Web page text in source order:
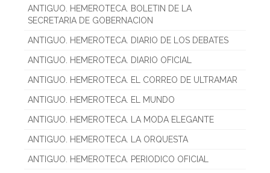
ANTIGUO. HEMEROTECA. BOLETIN DE LA
SECRETARIA DE GOBERNACION
ANTIGUO. HEMEROTECA. DIARIO DE LOS DEBATES
ANTIGUO. HEMEROTECA. DIARIO OFICIAL
ANTIGUO. HEMEROTECA. EL CORREO DE ULTRAMAR
ANTIGUO. HEMEROTECA. EL MUNDO
ANTIGUO. HEMEROTECA. LA MODA ELEGANTE
ANTIGUO. HEMEROTECA. LA ORQUESTA
ANTIGUO. HEMEROTECA. PERIODICO OFICIAL